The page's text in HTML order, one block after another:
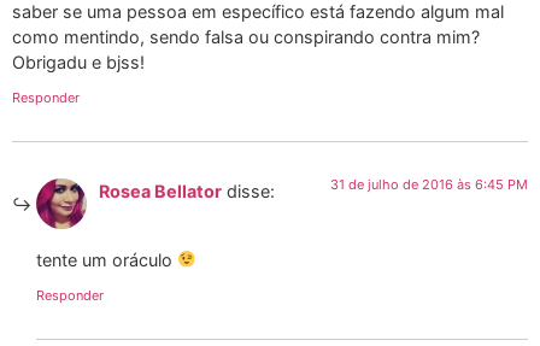
saber se uma pessoa em específico está fazendo algum mal
como mentindo, sendo falsa ou conspirando contra mim?
Obrigadu e bjss!
Responder
Rosea Bellator disse: 31 de julho de 2016 às 6:45 PM
tente um oráculo
Responder